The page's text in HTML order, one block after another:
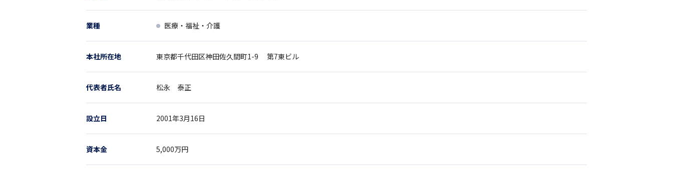
業種 医療・福祉・介護
本社所在地 東京都千代田区神田佐久間町1-9 第7東ビル
代表者氏名 松永 泰正
設立日 2001年3月16日
資本金 5,000万円